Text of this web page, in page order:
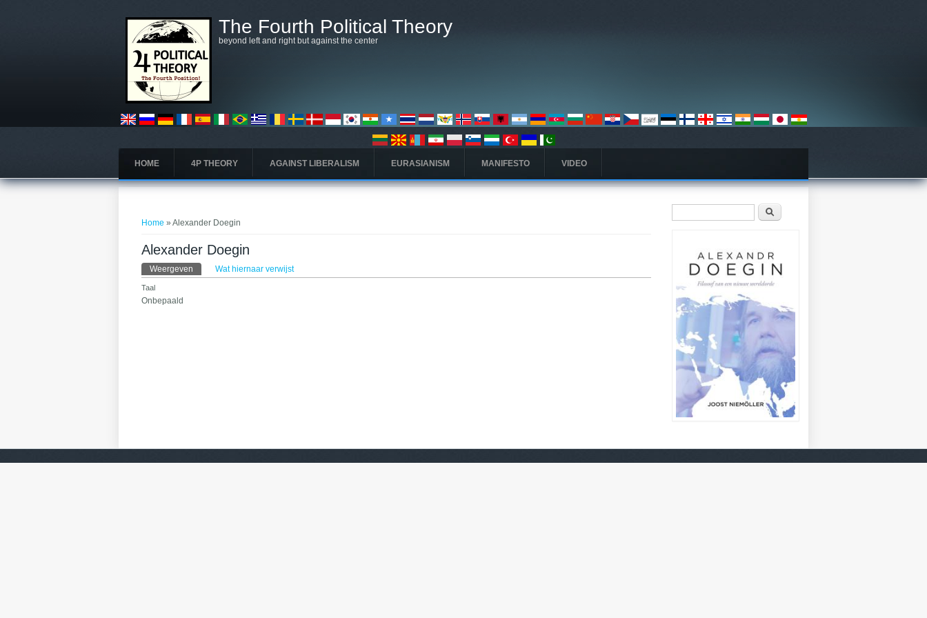
The Fourth Political Theory
beyond left and right but against the center
HOME 4P THEORY AGAINST LIBERALISM EURASIANISM MANIFESTO VIDEO
Home » Alexander Doegin
Alexander Doegin
Primaire tabs
Weergeven (actieve tabblad)
Wat hiernaar verwijst
Taal
Onbepaald